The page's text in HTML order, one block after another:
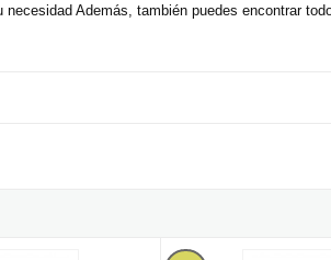
Además, también puedes encontrar
suave
GA9040R 2.600W 230mm - SAR - Arranque
Amoladora Makita